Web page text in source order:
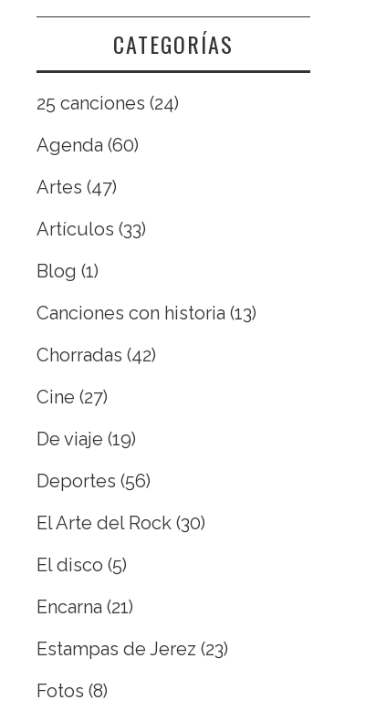
CATEGORÍAS
25 canciones (24)
Agenda (60)
Artes (47)
Artículos (33)
Blog (1)
Canciones con historia (13)
Chorradas (42)
Cine (27)
De viaje (19)
Deportes (56)
El Arte del Rock (30)
El disco (5)
Encarna (21)
Estampas de Jerez (23)
Fotos (8)